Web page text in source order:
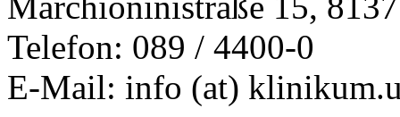
Telefon: 089 / 4400-0
E-Mail: info (at)